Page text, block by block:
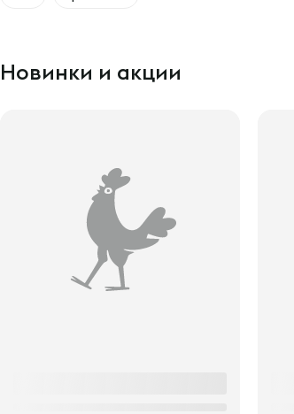
Новинки и акции